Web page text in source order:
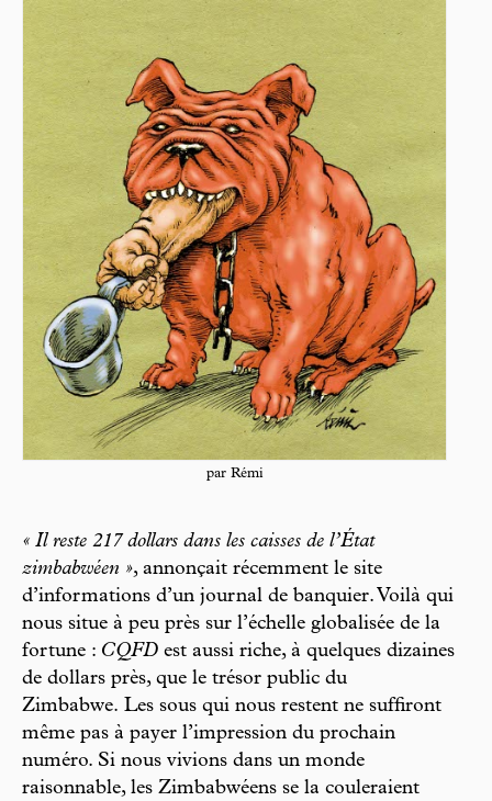
par Rémi
« Il reste 217 dollars dans les caisses de l’État
zimbabwéen », annonçait récemment le site
d’informations d’un journal de banquier. Voilà qui
nous situe à peu près sur l’échelle globalisée de la
fortune : CQFD est aussi riche, à quelques dizaines
de dollars près, que le trésor public du
Zimbabwe. Les sous qui nous restent ne suffiront
même pas à payer l’impression du prochain
numéro. Si nous vivions dans un monde
raisonnable, les Zimbabwéens se la couleraient